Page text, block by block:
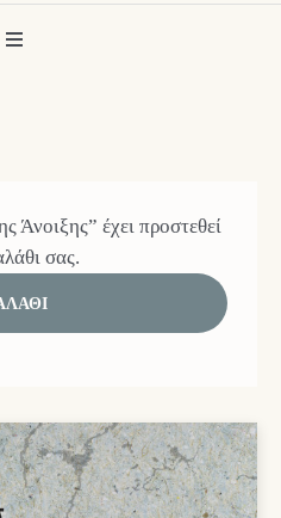
Άνοιξης” έχει προστεθεί
σας.